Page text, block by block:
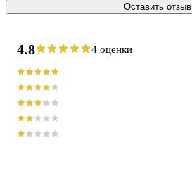
Оставить отзыв
4.8 4 оценки